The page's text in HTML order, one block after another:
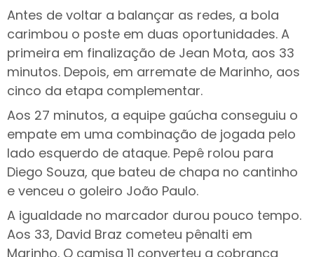
Antes de voltar a balançar as redes, a bola
carimbou o poste em duas oportunidades. A
primeira em finalização de Jean Mota, aos 33
minutos. Depois, em arremate de Marinho, aos
cinco da etapa complementar.
Aos 27 minutos, a equipe gaúcha conseguiu o
empate em uma combinação de jogada pelo
lado esquerdo de ataque. Pepê rolou para
Diego Souza, que bateu de chapa no cantinho
e venceu o goleiro João Paulo.
A igualdade no marcador durou pouco tempo.
Aos 33, David Braz cometeu pênalti em
Marinho. O camisa 11 converteu a cobrança